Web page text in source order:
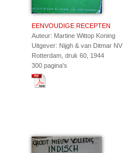
EENVOUDIGE RECEPTEN
Auteur: Martine Wittop Koning
Uitgever: Nijgh & van Ditmar NV
Rotterdam, druk 60, 1944
300 pagina's